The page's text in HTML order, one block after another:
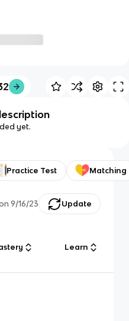
yet.
Practice Test Matching
9/16/23 Update
Learn